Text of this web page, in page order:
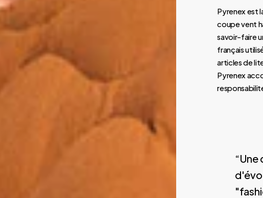
Pyrenex est
coupe vent
savoir-faire
français
articles de
Pyrenex
“Une